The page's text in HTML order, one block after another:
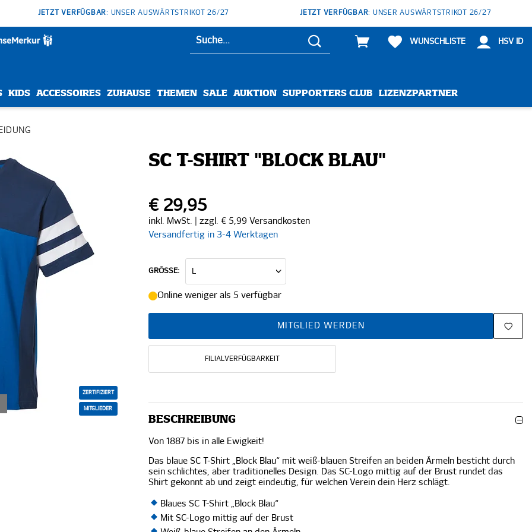
JETZT VERFÜGBAR: UNSER AUSWÄRTSTRIKOT 26/27 JETZT VERFÜGBAR: UNSER AUSWÄRTSTRIKOT 26/27
WUNSCHLISTE HSV ID
KIDS ACCESSOIRES ZUHAUSE THEMEN SALE AUKTION SUPPORTERS CLUB LIZENZPARTNER
ZERTIFIZIERT
MITGLIEDER
SC T-SHIRT "BLOCK BLAU"
€ 29,95
inkl. MwSt. | zzgl. € 5,99 Versandkosten
Versandfertig in 3-4 Werktagen
GRÖSSE:
Online weniger als 5 verfügbar
MITGLIED WERDEN
FILIALVERFÜGBARKEIT
BESCHREIBUNG
Von 1887 bis in alle Ewigkeit!
Das blaue SC T-Shirt „Block Blau“ mit weiß-blauen Streifen an beiden Ärmeln besticht durch
sein schlichtes, aber traditionelles Design. Das SC-Logo mittig auf der Brust rundet das
Shirt gekonnt ab und zeigt eindeutig, für welchen Verein dein Herz schlägt.
Blaues SC T-Shirt „Block Blau“
Mit SC-Logo mittig auf der Brust